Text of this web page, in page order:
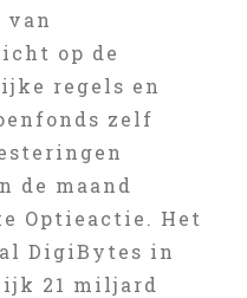
op de
regels en
zelf
de maand
Optieactie. Het
DigiBytes in
21 miljard